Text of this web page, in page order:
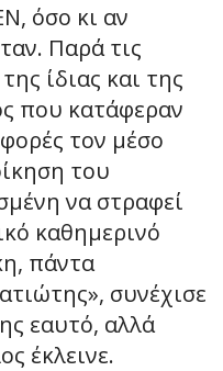
όσο κι αν
Παρά τις
ίδιας και της
που κατάφεραν
τον μέσο
του
να στραφεί
καθημερινό
πάντα
συνέχισε
εαυτό, αλλά
έκλεινε.